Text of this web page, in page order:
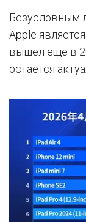
Безусловным
Apple
вышел еще в
остается